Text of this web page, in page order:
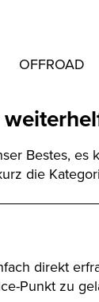
OFFROAD
Bestes,
die
direkt
Punkt zu